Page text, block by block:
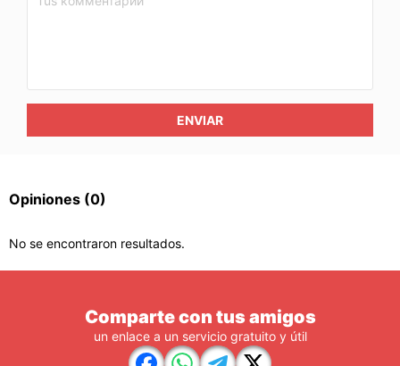
ENVIAR
Opiniones (0)
No se encontraron resultados.
Comparte con tus amigos
un enlace a un servicio gratuito y útil